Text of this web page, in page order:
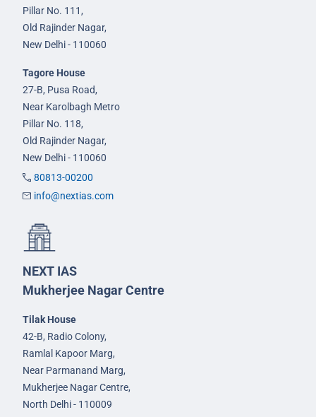
Pillar No. 111,
Old Rajinder Nagar,
New Delhi - 110060
Tagore House
27-B, Pusa Road,
Near Karolbagh Metro
Pillar No. 118,
Old Rajinder Nagar,
New Delhi - 110060
80813-00200
info@nextias.com
NEXT IAS
Mukherjee Nagar Centre
Tilak House
42-B, Radio Colony,
Ramlal Kapoor Marg,
Near Parmanand Marg,
Mukherjee Nagar Centre,
North Delhi - 110009